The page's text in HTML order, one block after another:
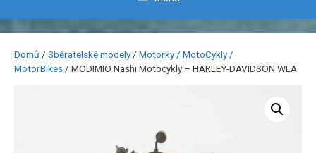
Domů / Sběratelské modely / Motorky / MotoCykly /
MotorBikes / MODIMIO Nashi Motocykly – HARLEY-DAVIDSON WLA